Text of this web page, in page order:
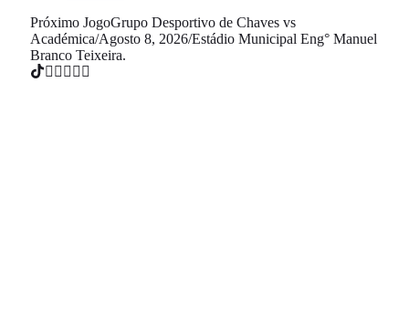
Próximo JogoGrupo Desportivo de Chaves vs
Académica/Agosto 8, 2026/Estádio Municipal Eng° Manuel
Branco Teixeira.